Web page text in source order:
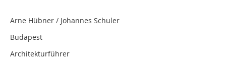
Arne Hübner / Johannes Schuler
Budapest
Architekturführer